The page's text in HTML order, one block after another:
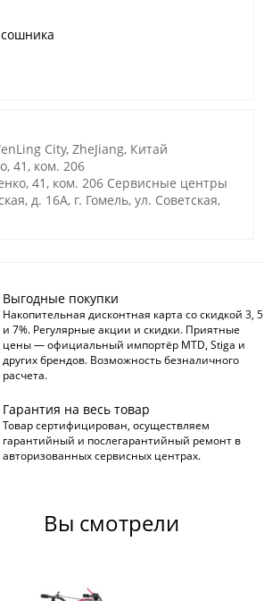
City, ZheJiang, Китай
41, ком. 206
41, ком. 206 Сервисные центры
д. 16А, г. Гомель, ул. Советская,
Выгодные покупки
Накопительная дисконтная карта со скидкой 3, 5
и 7%. Регулярные акции и скидки. Приятные
цены — официальный импортёр MTD, Stiga и
других брендов. Возможность безналичного
расчета.
Гарантия на весь товар
Товар сертифицирован, осуществляем
гарантийный и послегарантийный ремонт в
авторизованных сервисных центрах.
Вы смотрели